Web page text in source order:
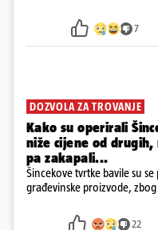
7
DOZVOLA ZA TROVANJE
Kako su operirali
niže cijene od
pa zakapali...
Šincekove tvrtke bavile su
građevinske proizvode,
22